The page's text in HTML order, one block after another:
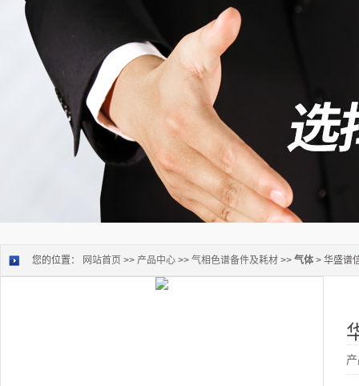
您的位置： 网站首页 >> 产品中心 >> 气相色谱备件及耗材 >> 气体 > 华盛谱